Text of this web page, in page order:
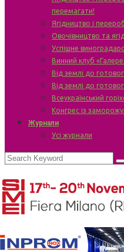
перемагати!
Ягідництво і
Овочівництво та
Успішне
Винний клуб
Від землі до
Від землі до
Всеукраїнський
Конгрес із
Журнали
Усі журнали